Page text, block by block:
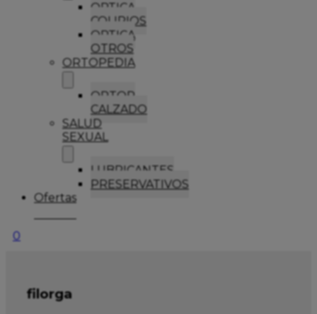
OPTICA
COLIRIOS
OPTICA
OTROS
ORTOPEDIA
ORTOP
CALZADO
SALUD
SEXUAL
LUBRICANTES
PRESERVATIVOS
Ofertas
0
filorga